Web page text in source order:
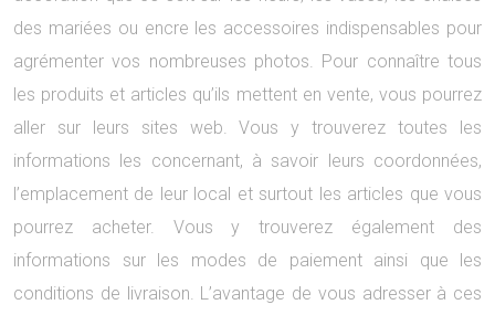
des mariées ou encre les accessoires indispensables pour
agrémenter vos nombreuses photos. Pour connaître tous
les produits et articles qu’ils mettent en vente, vous pourrez
aller sur leurs sites web. Vous y trouverez toutes les
informations les concernant, à savoir leurs coordonnées,
l’emplacement de leur local et surtout les articles que vous
pourrez acheter. Vous y trouverez également des
informations sur les modes de paiement ainsi que les
conditions de livraison. L’avantage de vous adresser à ces